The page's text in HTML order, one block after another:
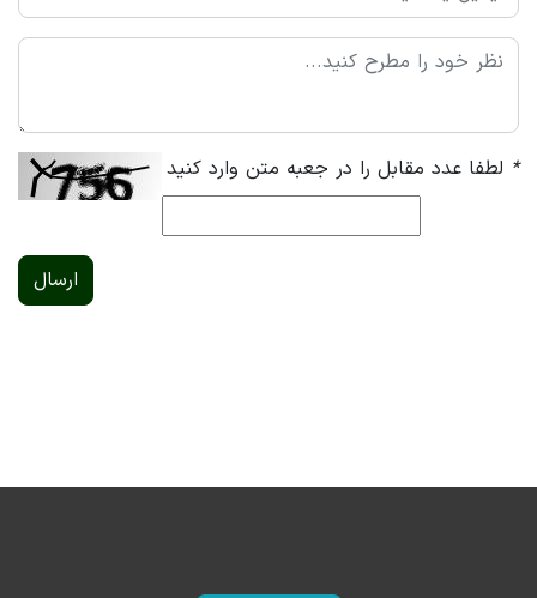
* لطفا عدد مقابل را در جعبه متن وارد کنید
ارسال